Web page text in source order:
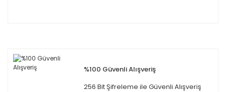
%100 Güvenli Alışveriş
256 Bit Şifreleme ile Güvenli Alışveriş